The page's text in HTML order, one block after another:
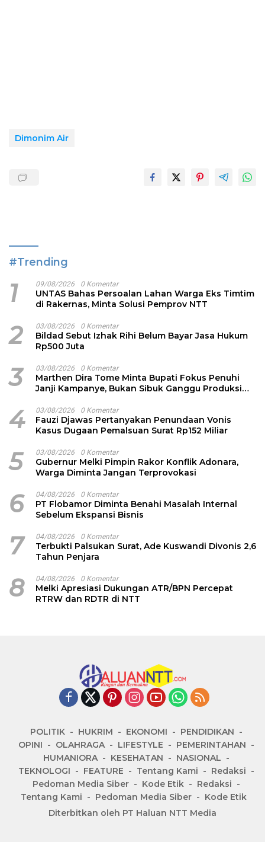
Dimonim Air
#Trending
1 09/08/2026 0 Komentar
UNTAS Bahas Persoalan Lahan Warga Eks Timtim
di Rakernas, Minta Solusi Pemprov NTT
2 03/08/2026 0 Komentar
Bildad Sebut Izhak Rihi Belum Bayar Jasa Hukum
Rp500 Juta
3 03/08/2026 0 Komentar
Marthen Dira Tome Minta Bupati Fokus Penuhi
Janji Kampanye, Bukan Sibuk Ganggu Produksi
4 03/08/2026 0 Komentar
Fauzi Djawas Pertanyakan Penundaan Vonis
Kasus Dugaan Pemalsuan Surat Rp152 Miliar
5 03/08/2026 0 Komentar
Gubernur Melki Pimpin Rakor Konflik Adonara,
Warga Diminta Jangan Terprovokasi
6 04/08/2026 0 Komentar
PT Flobamor Diminta Benahi Masalah Internal
Sebelum Ekspansi Bisnis
7 04/08/2026 0 Komentar
Terbukti Palsukan Surat, Ade Kuswandi Divonis 2,6
Tahun Penjara
8 04/08/2026 0 Komentar
Melki Apresiasi Dukungan ATR/BPN Percepat
RTRW dan RDTR di NTT
POLITIK HUKRIM EKONOMI
PENDIDIKAN
OPINI
OLAHRAGA LIFESTYLE
PEMERINTAHAN
HUMANIORA
KESEHATAN
NASIONAL
TEKNOLOGI
FEATURE Tentang Kami
Redaksi
Pedoman Media Siber
Kode Etik
Redaksi
Tentang Kami
Pedoman Media Siber
Kode Etik
Diterbitkan oleh PT Haluan NTT Media